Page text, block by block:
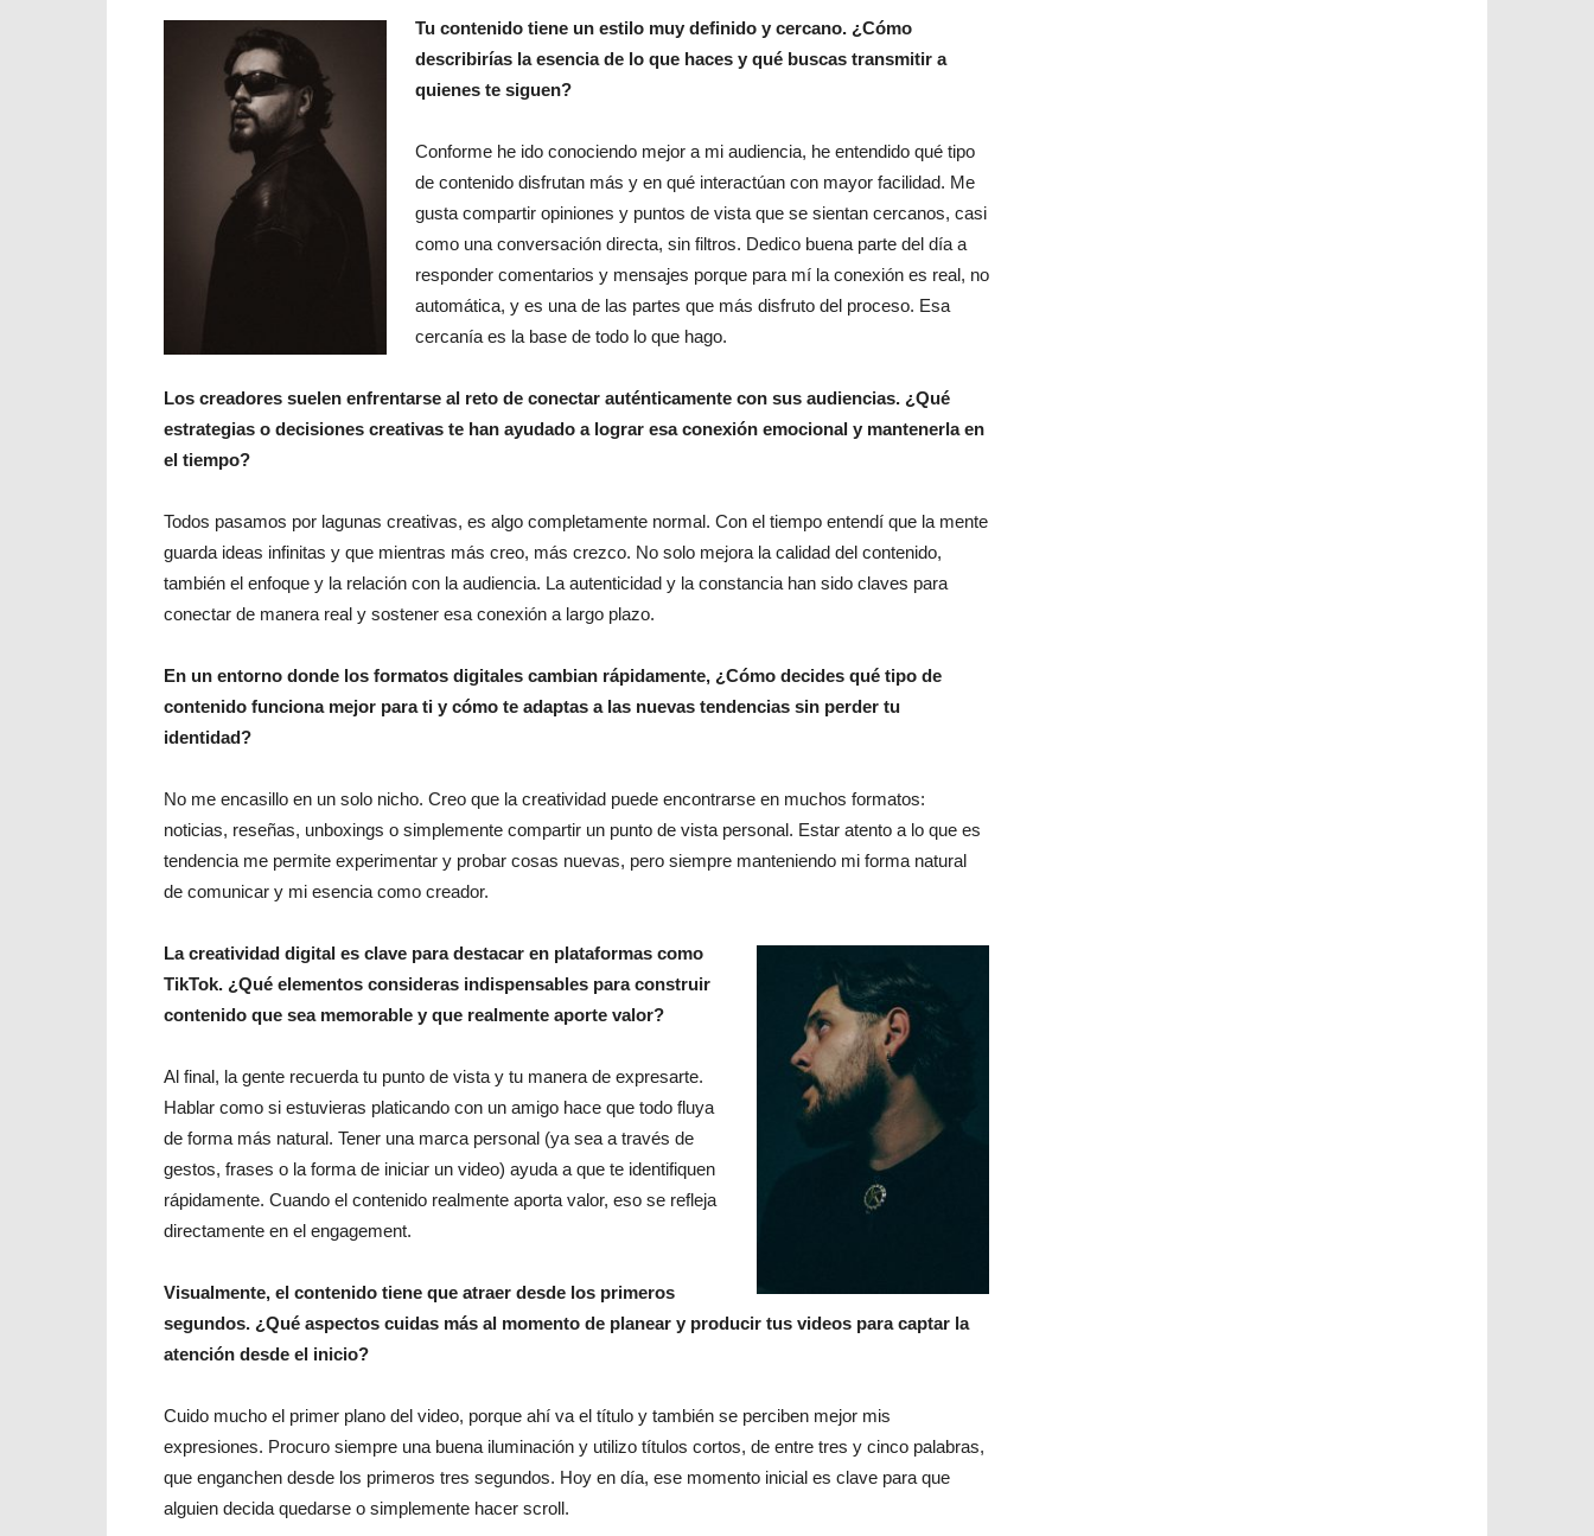
Tu contenido tiene un estilo muy definido y cercano. ¿Cómo
describirías la esencia de lo que haces y qué buscas transmitir a
quienes te siguen?
Conforme he ido conociendo mejor a mi audiencia, he entendido qué tipo
de contenido disfrutan más y en qué interactúan con mayor facilidad. Me
gusta compartir opiniones y puntos de vista que se sientan cercanos, casi
como una conversación directa, sin filtros. Dedico buena parte del día a
responder comentarios y mensajes porque para mí la conexión es real, no
automática, y es una de las partes que más disfruto del proceso. Esa
cercanía es la base de todo lo que hago.
Los creadores suelen enfrentarse al reto de conectar auténticamente con sus audiencias. ¿Qué
estrategias o decisiones creativas te han ayudado a lograr esa conexión emocional y mantenerla en
el tiempo?
Todos pasamos por lagunas creativas, es algo completamente normal. Con el tiempo entendí que la mente
guarda ideas infinitas y que mientras más creo, más crezco. No solo mejora la calidad del contenido,
también el enfoque y la relación con la audiencia. La autenticidad y la constancia han sido claves para
conectar de manera real y sostener esa conexión a largo plazo.
En un entorno donde los formatos digitales cambian rápidamente, ¿Cómo decides qué tipo de
contenido funciona mejor para ti y cómo te adaptas a las nuevas tendencias sin perder tu
identidad?
No me encasillo en un solo nicho. Creo que la creatividad puede encontrarse en muchos formatos:
noticias, reseñas, unboxings o simplemente compartir un punto de vista personal. Estar atento a lo que es
tendencia me permite experimentar y probar cosas nuevas, pero siempre manteniendo mi forma natural
de comunicar y mi esencia como creador.
La creatividad digital es clave para destacar en plataformas como
TikTok. ¿Qué elementos consideras indispensables para construir
contenido que sea memorable y que realmente aporte valor?
Al final, la gente recuerda tu punto de vista y tu manera de expresarte.
Hablar como si estuvieras platicando con un amigo hace que todo fluya
de forma más natural. Tener una marca personal (ya sea a través de
gestos, frases o la forma de iniciar un video) ayuda a que te identifiquen
rápidamente. Cuando el contenido realmente aporta valor, eso se refleja
directamente en el engagement.
Visualmente, el contenido tiene que atraer desde los primeros
segundos. ¿Qué aspectos cuidas más al momento de planear y producir tus videos para captar la
atención desde el inicio?
Cuido mucho el primer plano del video, porque ahí va el título y también se perciben mejor mis
expresiones. Procuro siempre una buena iluminación y utilizo títulos cortos, de entre tres y cinco palabras,
que enganchen desde los primeros tres segundos. Hoy en día, ese momento inicial es clave para que
alguien decida quedarse o simplemente hacer scroll.